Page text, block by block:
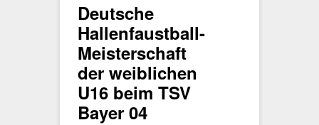
Deutsche
Hallenfaustball-
Meisterschaft
der weiblichen
U16 beim TSV
Bayer 04